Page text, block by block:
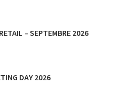
– SEPTEMBRE 2026
DAY 2026